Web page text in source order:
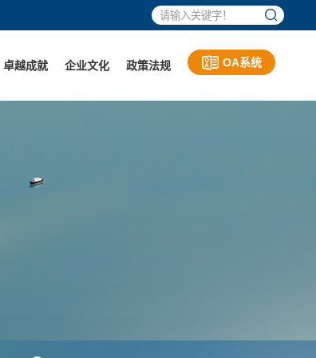
卓越成就 企业文化 政策法规 OA系统